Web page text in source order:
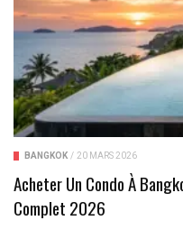
BANGKOK / 20 MARS 2026
Acheter Un Condo À
Complet 2026